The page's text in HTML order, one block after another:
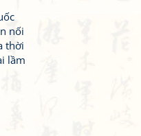
nối
thời
lầm